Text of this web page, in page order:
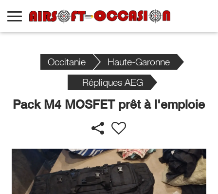
Occitanie
Haute-Garonne
Répliques AEG
Pack M4 MOSFET prêt à l'emploie